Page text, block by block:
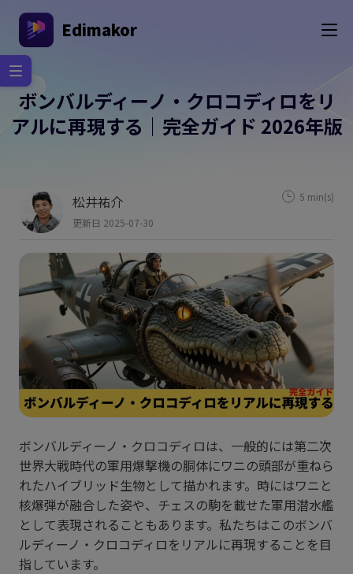
Edimakor
ボンバルディーノ・クロコディロをリ
アルに再現する｜完全ガイド 2026年版
松井祐介
更新日 2025-07-30
5 min(s)
ボンバルディーノ・クロコディロは、一般的には第二次
世界大戦時代の軍用爆撃機の胴体にワニの頭部が重ねら
れたハイブリッド生物として描かれます。時にはワニと
核爆弾が融合した姿や、チェスの駒を載せた軍用潜水艦
として表現されることもあります。私たちはこのボンバ
ルディーノ・クロコディロをリアルに再現することを目
指しています。